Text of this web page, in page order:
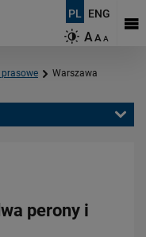
PL ENG
AAA
prasowe
Warszawa
perony i